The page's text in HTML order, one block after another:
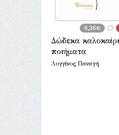
6,36€
Δώδεκα
ποιήματα
Λογγίνος Παναγή